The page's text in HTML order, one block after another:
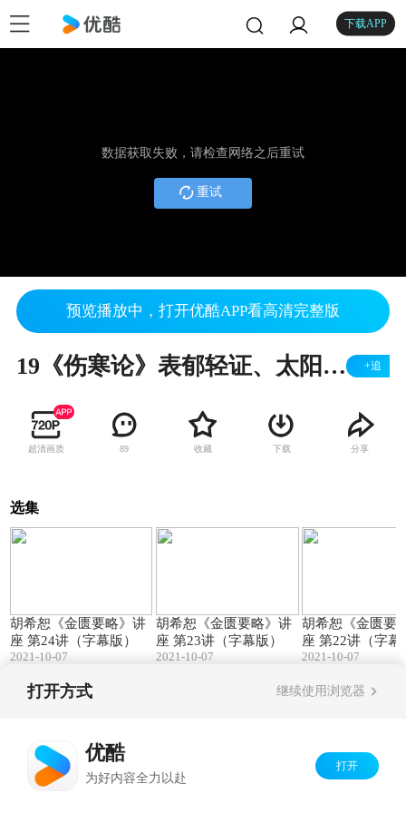
下载APP
数据获取失败，请检查网络之后重试
重试
预览播放中，打开优酷APP看高清完整版
19《伤寒论》表郁轻证、太阳蓄水证（1） +追
超清画质 89 收藏 下载 分享
选集
胡希恕《金匮要略》讲
座 第24讲（字幕版）
2021-10-07
胡希恕《金匮要略》讲
座 第23讲（字幕版）
2021-10-07
胡希恕《金匮要
座 第22讲（字幕
2021-10-07
打开方式 继续使用浏览器
优酷
为好内容全力以赴
打开